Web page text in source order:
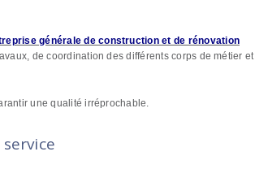
générale de construction et de rénovation
de coordination des différents corps de métier et
une qualité irréprochable.